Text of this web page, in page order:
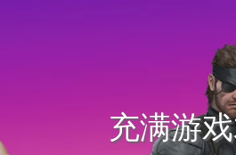
充满游